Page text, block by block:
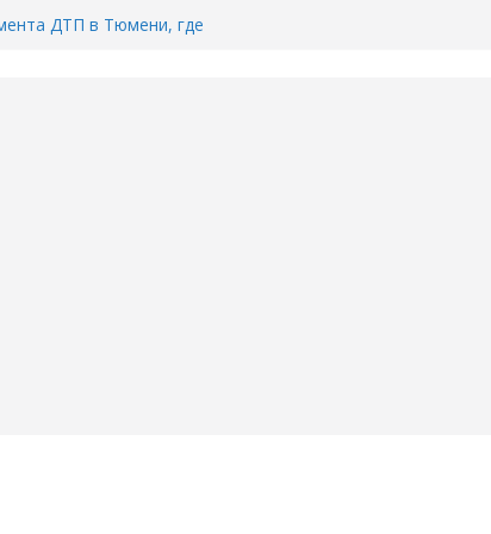
ДТП в Тюмени, где